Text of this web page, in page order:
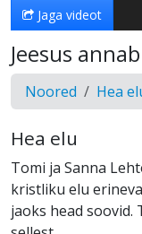
Jaga videot
Jeesus
Noored Hea
Hea elu
Tomi ja Sanna
kristliku elu
jaoks head soovid.